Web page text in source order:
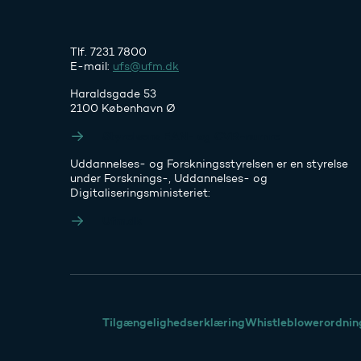
Tlf. 7231 7800
E-mail: ufs@ufm.dk
Haraldsgade 53
2100 København Ø
Uddannelses- og Forskningsstyrelsen er en styrelse
under Forsknings-, Uddannelses- og
Digitaliseringsministeriet:
Tilgængelighedserklæring